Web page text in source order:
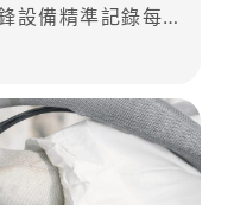
設備精準記錄每模
。